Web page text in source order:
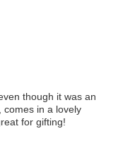
though it was an
comes in a lovely
for gifting!